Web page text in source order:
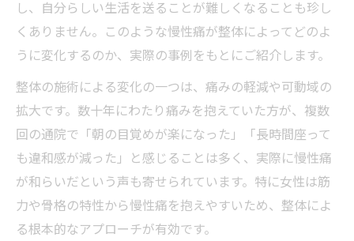
し、自分らしい生活を送ることが難しくなることも珍し
くありません。このような慢性痛が整体によってどのよ
うに変化するのか、実際の事例をもとにご紹介します。
整体の施術による変化の一つは、痛みの軽減や可動域の
拡大です。数十年にわたり痛みを抱えていた方が、複数
回の通院で「朝の目覚めが楽になった」「長時間座って
も違和感が減った」と感じることは多く、実際に慢性痛
が和らいだという声も寄せられています。特に女性は筋
力や骨格の特性から慢性痛を抱えやすいため、整体によ
る根本的なアプローチが有効です。